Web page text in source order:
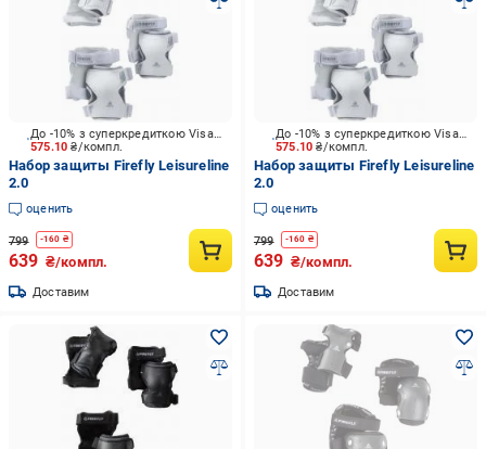
575.10₴/компл.
До -10% з суперкредиткою Visa Вигода
Набор защиты Firefly Leisureline
2.0
оценить
799 -160 ₴
639 ₴/компл.
Доставим
575.10₴/компл.
До -10% з суперкредиткою Visa Вигода
Набор защиты Firefly Leisureline
2.0
оценить
799 -160 ₴
639 ₴/компл.
Доставим